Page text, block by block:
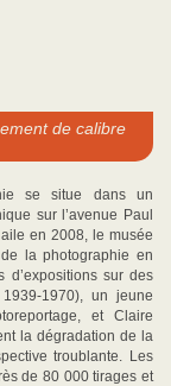
de calibre
se situe dans un
sur l’avenue Paul
en 2008, le musée
la photographie en
sur des
1970), un jeune
et Claire
la dégradation de la
troublante. Les
de 80 000 tirages et